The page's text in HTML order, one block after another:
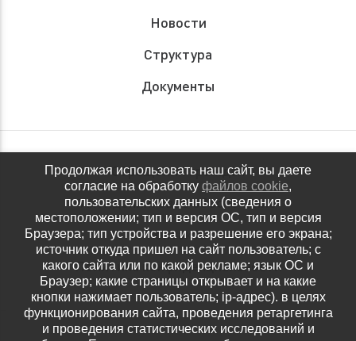
Новости
Структура
Документы
Обращения граждан
Антидопинговое обеспечение
Контакты
Политика конфиденциальности
Продолжая использовать наш сайт, вы даете
согласие на обработку файлов cookie,
пользовательских данных (сведения о
местоположении; тип и версия ОС, тип и версия
Браузера; тип устройства и разрешение его экрана;
источник откуда пришел на сайт пользователь; с
какого сайта или по какой рекламе; язык ОС и
Браузер; какие страницы открывает и на какие
кнопки нажимает пользователь; ip-адрес). в целях
функционирования сайта, проведения ретаргетинга
и проведения статистических исследований и